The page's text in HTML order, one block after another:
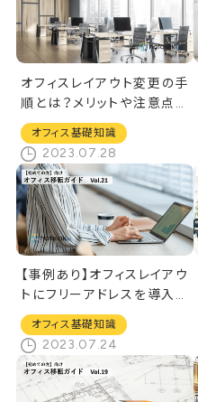
オフィスレイアウト変更の手
順とは？メリットや注意点も
解説
オフィス基礎知識
2023.07.28
【事例あり】オフィスレイアウ
トにフリーアドレスを導入す
る成功ポイント
オフィス基礎知識
2023.07.24